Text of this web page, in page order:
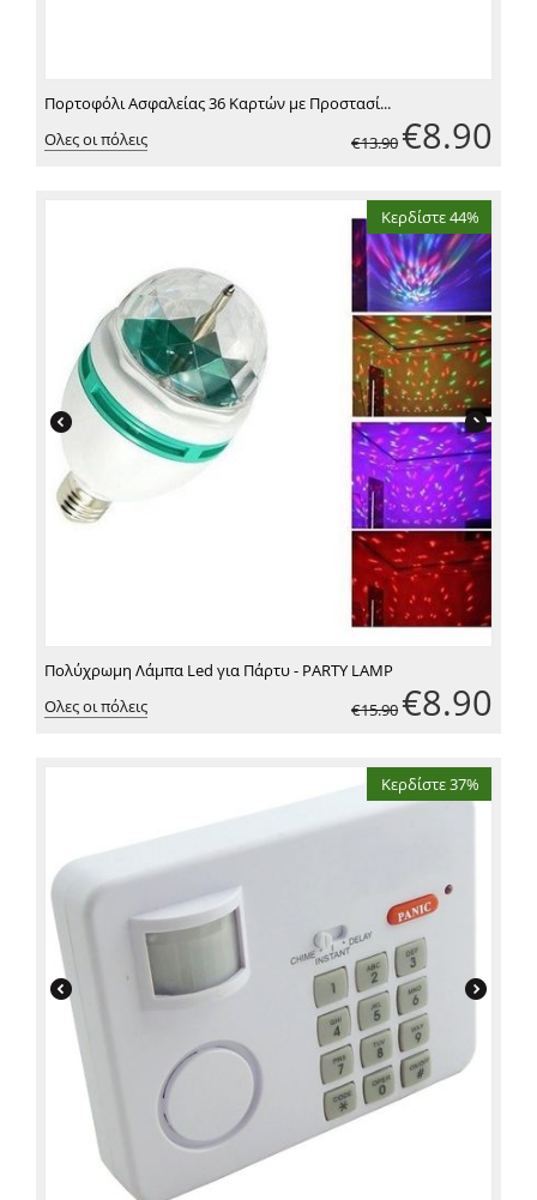
Πορτοφόλι Ασφαλείας 36 Καρτών με Προστασί...
Ολες οι πόλεις
€13.90 €8.90
Κερδίστε 44%
Πολύχρωμη Λάμπα Led για Πάρτυ - PARTY LAMP
Ολες οι πόλεις
€15.90 €8.90
Κερδίστε 37%